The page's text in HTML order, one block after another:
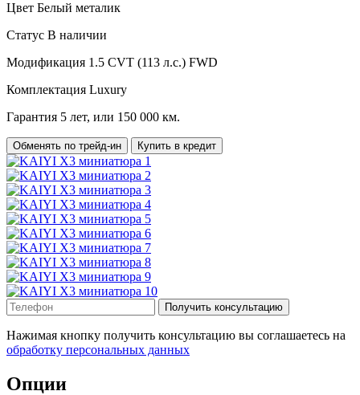
Цвет Белый металик
Статус В наличии
Модификация 1.5 CVT (113 л.с.) FWD
Комплектация Luxury
Гарантия 5 лет, или 150 000 км.
Обменять по трейд-ин Купить в кредит
Получить консультацию
Нажимая кнопку получить консультацию вы соглашаетесь на
обработку персональных данных
Опции